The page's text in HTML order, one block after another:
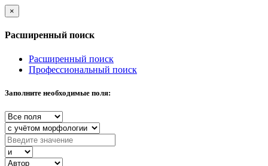
×
Расширенный поиск
Расширенный поиск
Профессиональный поиск
Заполните необходимые поля: